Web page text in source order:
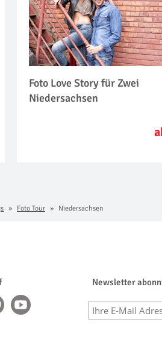
Foto Love Story für Zwei
Niedersachsen
Foto Tour Niedersachsen
Newsletter